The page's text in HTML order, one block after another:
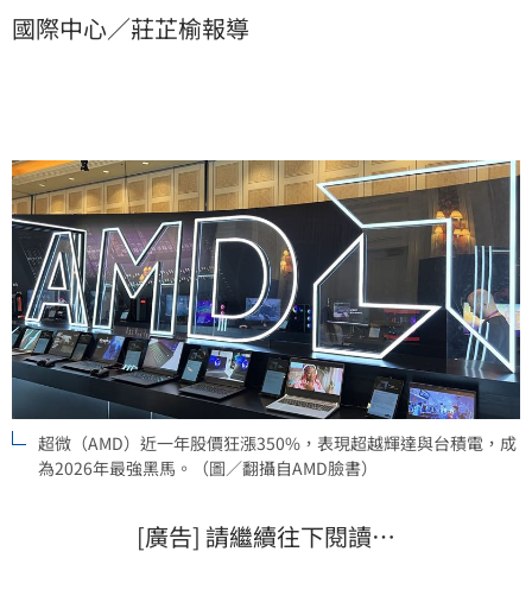
由現金流創下26億美元新高，顯示營運動能強勁，未來
國際中心／莊芷榆報導
超微（AMD）近一年股價狂漲350%，表現超越輝達與台積電，成
為2026年最強黑馬。（圖／翻攝自AMD臉書）
[廣告] 請繼續往下閱讀…